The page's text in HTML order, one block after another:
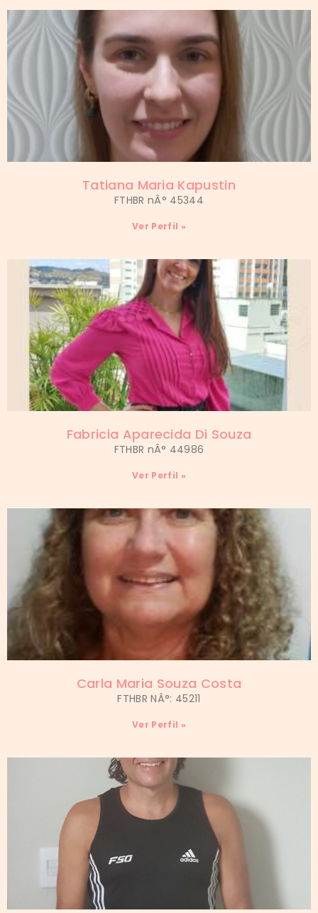
Tatiana Maria Kapustin
FTHBR nÂ° 45344
Ver Perfil »
Fabricia Aparecida Di Souza
FTHBR nÂ° 44986
Ver Perfil »
Carla Maria Souza Costa
FTHBR NÂ°: 45211
Ver Perfil »